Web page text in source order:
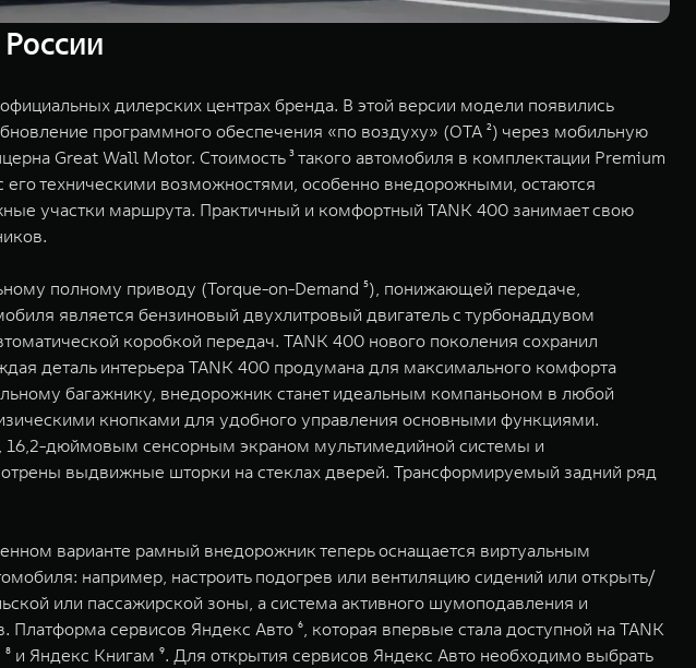
дилерских центрах бренда. В этой версии модели появились
программного обеспечения «по воздуху» (OTA ²) через мобильную
Great Wall Motor. Стоимость ³ такого автомобиля в комплектации Premium
техническими возможностями, особенно внедорожными, остаются
участки маршрута. Практичный и комфортный TANK 400 занимает свою
полному приводу (Torque-on-Demand ⁵), понижающей передаче,
является бензиновый двухлитровый двигатель с турбонаддувом
коробкой передач. TANK 400 нового поколения сохранил
деталь интерьера TANK 400 продумана для максимального комфорта
багажнику, внедорожник станет идеальным компаньоном в любой
кнопками для удобного управления основными функциями.
дюймовым сенсорным экраном мультимедийной системы и
выдвижные шторки на стеклах дверей. Трансформируемый задний ряд
варианте рамный внедорожник теперь оснащается виртуальным
например, настроить подогрев или вентиляцию сидений или открыть/
или пассажирской зоны, а система активного шумоподавления и
сервисов Яндекс Авто ⁶, которая впервые стала доступной на TANK
Яндекс Книгам ⁹. Для открытия сервисов Яндекс Авто необходимо выбрать